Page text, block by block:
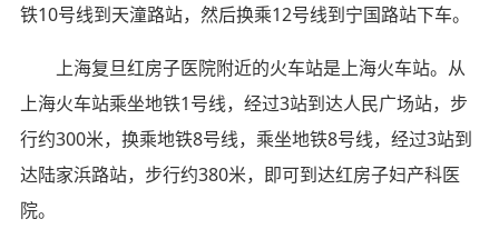
铁10号线到天潼路站，然后换乘12号线到宁国路站下车。
上海复旦红房子医院附近的火车站是上海火车站。从
上海火车站乘坐地铁1号线，经过3站到达人民广场站，步
行约300米，换乘地铁8号线，乘坐地铁8号线，经过3站到
达陆家浜路站，步行约380米，即可到达红房子妇产科医
院。